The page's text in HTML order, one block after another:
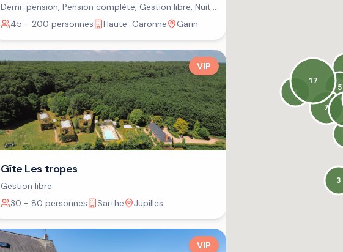
Demi-pension, Pension complète, Gestion libre, Nuit
+ petit-déjeuner
45 - 200 personnes Haute-Garonne Garin
VIP
Gîte Les tropes
Gestion libre
30 - 80 personnes
Sarthe Jupilles
VIP
17
3
5
4
7